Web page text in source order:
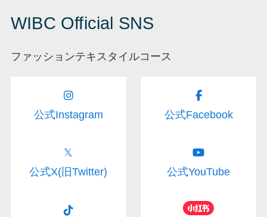
WIBC Official SNS
ファッションテキスタイルコース
公式Instagram 公式Facebook
𝕏
公式X(旧Twitter)
公式YouTube